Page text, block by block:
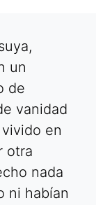
un
de
vanidad
en
otra
nada
ni habían